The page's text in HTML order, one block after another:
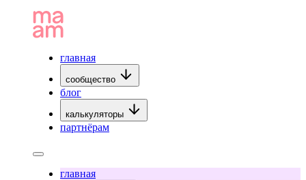
главная
сообщество
блог
калькуляторы
партнёрам
главная